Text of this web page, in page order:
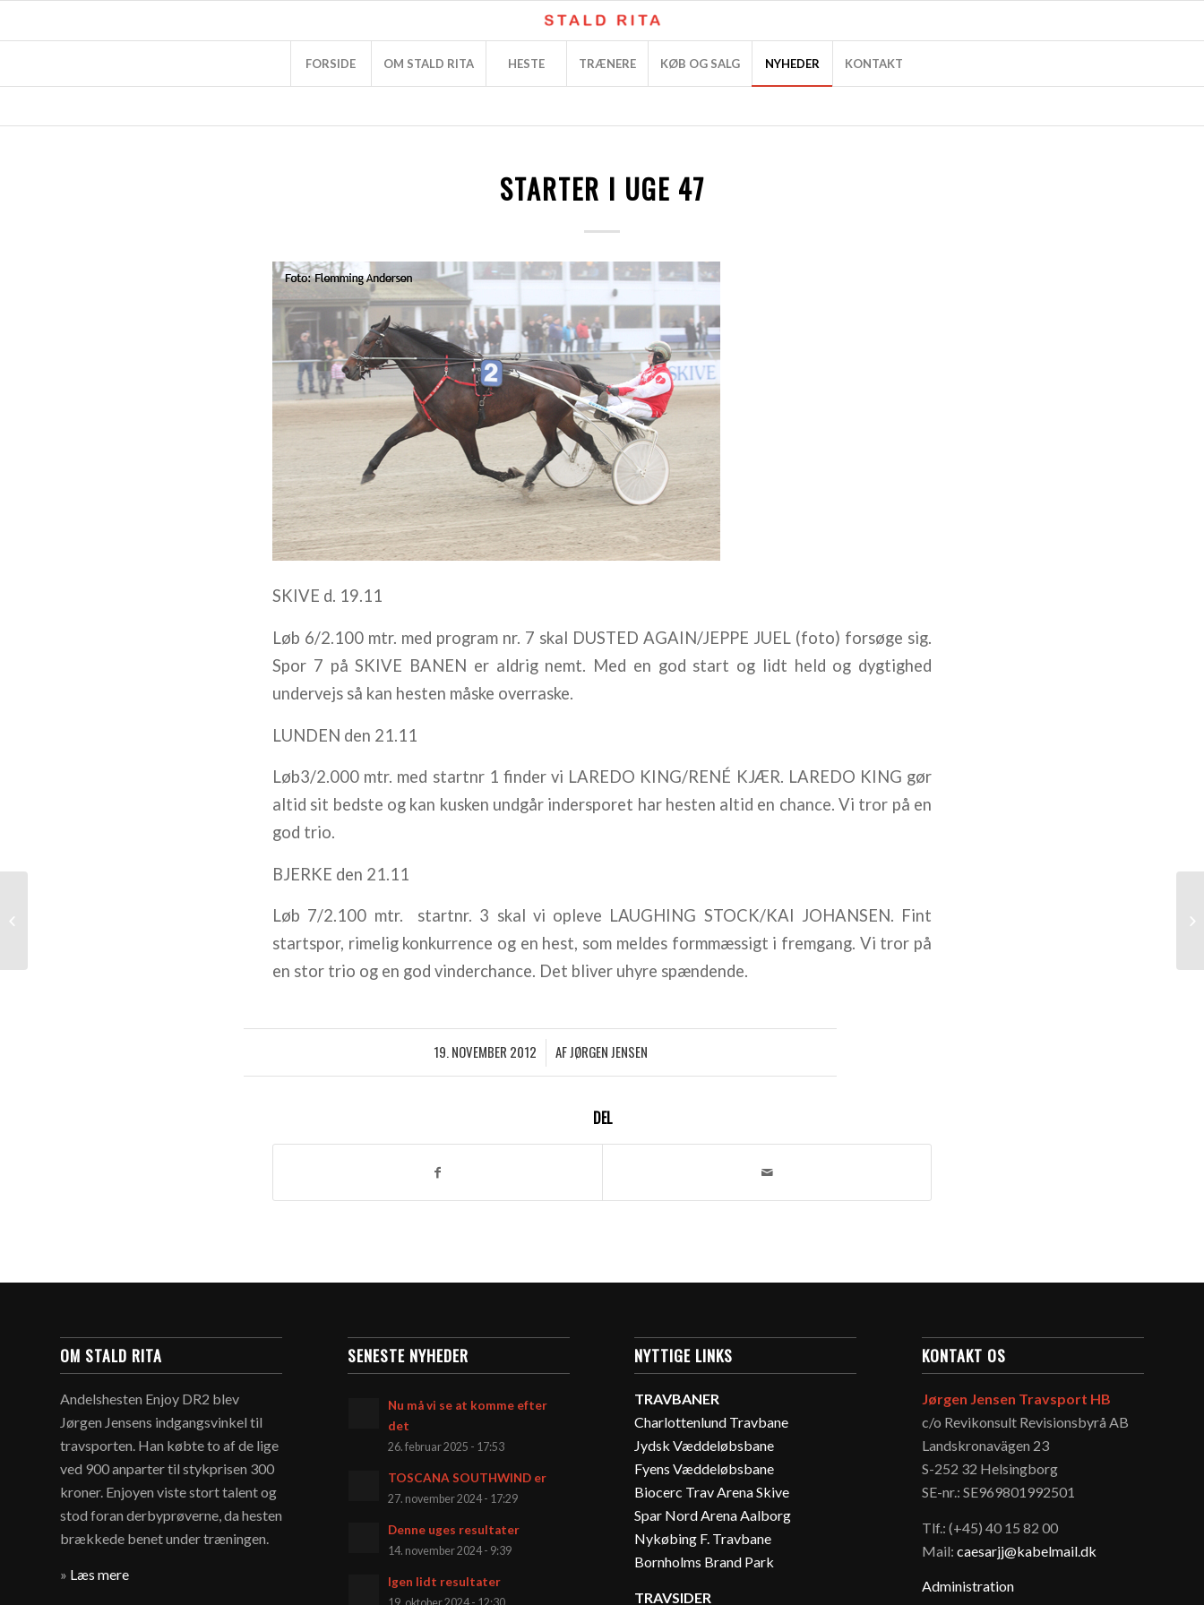
FORSIDE OM STALD RITA HESTE TRÆNERE KØB OG SALG NYHEDER KONTAKT
STARTER I UGE 47
SKIVE d. 19.11
Løb 6/2.100 mtr. med program nr. 7 skal DUSTED AGAIN/JEPPE JUEL (foto) forsøge sig.
Spor 7 på SKIVE BANEN er aldrig nemt. Med en god start og lidt held og dygtighed
undervejs så kan hesten måske overraske.
LUNDEN den 21.11
Løb3/2.000 mtr. med startnr 1 finder vi LAREDO KING/RENÉ KJÆR. LAREDO KING gør
altid sit bedste og kan kusken undgår indersporet har hesten altid en chance. Vi tror på en
god trio.
BJERKE den 21.11
Løb 7/2.100 mtr. startnr. 3 skal vi opleve LAUGHING STOCK/KAI JOHANSEN. Fint
startspor, rimelig konkurrence og en hest, som meldes formmæssigt i fremgang. Vi tror på
en stor trio og en god vinderchance. Det bliver uhyre spændende.
19. NOVEMBER 2012
/ AFJØRGEN JENSEN
DEL
OM STALD RITA
Andelshesten Enjoy DR2 blev
Jørgen Jensens indgangsvinkel til
travsporten. Han købte to af de lige
ved 900 anparter til stykprisen 300
kroner. Enjoyen viste stort talent og
stod foran derbyprøverne, da hesten
brækkede benet under træningen.
» Læs mere
SENESTE NYHEDER
Nu må vi se at komme efter
det
26. februar 2025 - 17:53
TOSCANA SOUTHWIND er
27. november 2024 - 17:29
Denne uges resultater
14. november 2024 - 9:39
Igen lidt resultater
NYTTIGE LINKS
TRAVBANER
Charlottenlund Travbane
Jydsk Væddeløbsbane
Fyens Væddeløbsbane
Biocerc Trav Arena Skive
Spar Nord Arena Aalborg
Nykøbing F. Travbane
Bornholms Brand Park
TRAVSIDER
KONTAKT OS
Jørgen Jensen Travsport HB
c/o Revikonsult Revisionsbyrå AB
Landskronavägen 23
S-252 32 Helsingborg
SE-nr.: SE969801992501
Tlf.: (+45) 40 15 82 00
Mail: caesarjj@kabelmail.dk
Administration